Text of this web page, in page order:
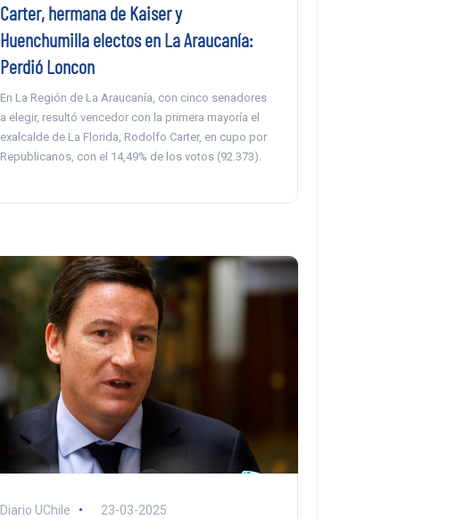
Carter, hermana de Kaiser y
Huenchumilla electos en La Araucanía:
Perdió Loncon
En La Región de La Araucanía, con cinco senadores
a elegir, resultó vencedor con la primera mayoría el
exalcalde de La Florida, Rodolfo Carter, en cupo por
Republicanos, con el 14,49% de los votos (92.373).
Diario UChile 23-03-2025